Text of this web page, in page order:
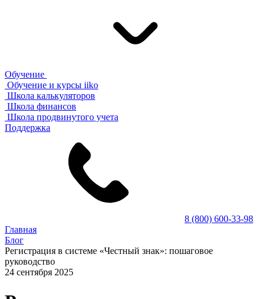
Обучение
Обучение и курсы iiko
Школа калькуляторов
Школа финансов
Школа продвинутого учета
Поддержка
8 (800) 600-33-98
Главная
Блог
Регистрация в системе «Честный знак»: пошаговое
руководство
24 сентября 2025